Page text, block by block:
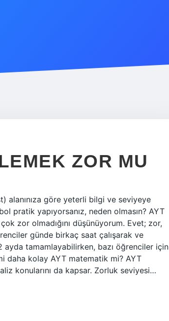
ZOR MU
alanınıza göre yeterli bilgi ve seviyeye
pratik yapıyorsanız, neden olmasın? AYT
zor olmadığını düşünüyorum. Evet; zor,
günde birkaç saat çalışarak ve
tamamlayabilirken, bazı öğrenciler için
daha kolay AYT matematik mi? AYT
konularını da kapsar. Zorluk seviyesi…